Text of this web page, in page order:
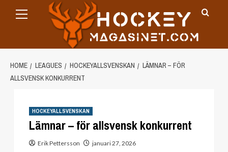
Menu
HOME LEAGUES HOCKEYALLSVENSKAN
LÄMNAR – FÖR
ALLSVENSK KONKURRENT
HOCKEYALLSVENSKAN
Lämnar – för allsvensk konkurrent
Erik Pettersson januari 27, 2026